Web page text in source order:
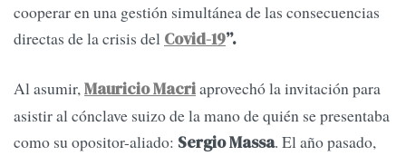
cooperar en una gestión simultánea de las consecuencias
directas de la crisis del Covid-19”.
Al asumir,Mauricio Macriaprovechó la invitación para
asistir al cónclave suizo de la mano de quién se presentaba
como su opositor-aliado: Sergio Massa. El año pasado,